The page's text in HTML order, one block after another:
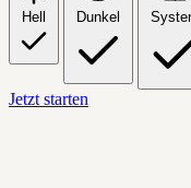
Hell Dunkel
Jetzt starten